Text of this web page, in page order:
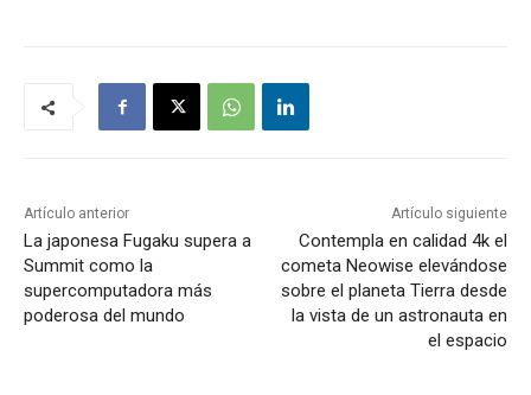
Artículo anterior
La japonesa Fugaku supera a
Summit como la
supercomputadora más
poderosa del mundo
Artículo siguiente
Contempla en calidad 4k el
cometa Neowise elevándose
sobre el planeta Tierra desde
la vista de un astronauta en
el espacio